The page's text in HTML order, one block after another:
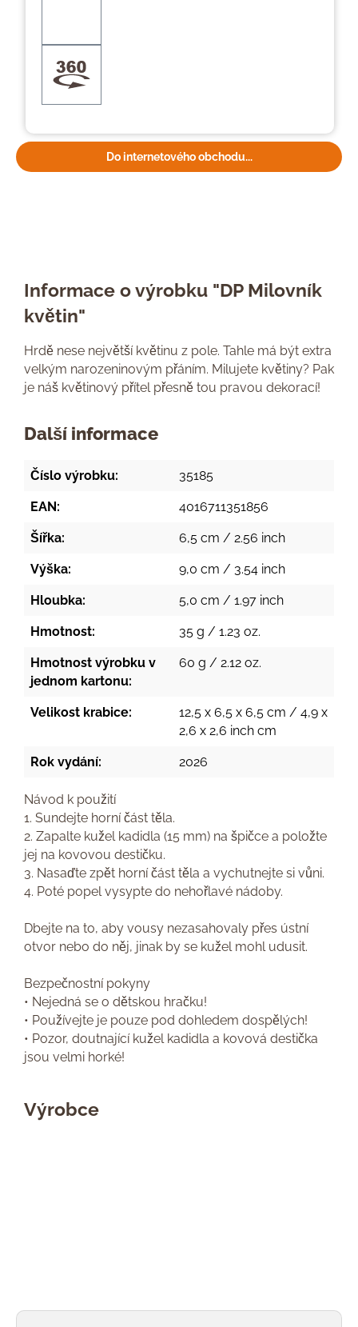
Do internetového obchodu...
Informace o výrobku "DP Milovník
květin"
Hrdě nese největší květinu z pole. Tahle má být extra
velkým narozeninovým přáním. Milujete květiny? Pak
je náš květinový přítel přesně tou pravou dekorací!
Další informace
Číslo výrobku: 35185
EAN: 4016711351856
Šířka: 6,5 cm / 2.56 inch
Výška: 9,0 cm / 3.54 inch
Hloubka: 5,0 cm / 1.97 inch
Hmotnost: 35 g / 1.23 oz.
Hmotnost výrobku v
jednom kartonu:
60 g / 2.12 oz.
Velikost krabice:
12,5 x 6,5 x 6,5 cm / 4,9 x
2,6 x 2,6 inch cm
Rok vydání: 2026
Návod k použití
1. Sundejte horní část těla.
2. Zapalte kužel kadidla (15 mm) na špičce a položte
jej na kovovou destičku.
3. Nasaďte zpět horní část těla a vychutnejte si vůni.
4. Poté popel vysypte do nehořlavé nádoby.
Dbejte na to, aby vousy nezasahovaly přes ústní
otvor nebo do něj, jinak by se kužel mohl udusit.
Bezpečnostní pokyny
• Nejedná se o dětskou hračku!
• Používejte je pouze pod dohledem dospělých!
• Pozor, doutnající kužel kadidla a kovová destička
jsou velmi horké!
Výrobce